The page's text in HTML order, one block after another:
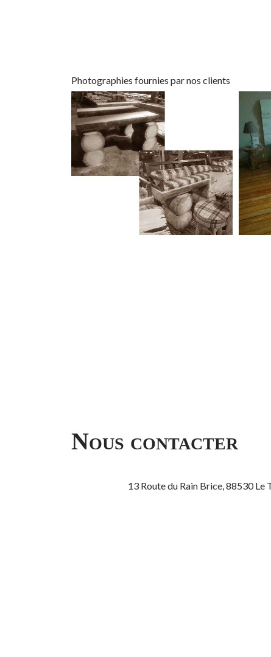
Photographies fournies par nos clients
Nous contacter
13 Route du Rain Brice, 88530 Le